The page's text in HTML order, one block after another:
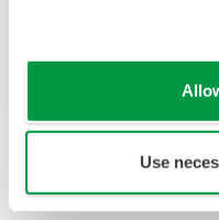
Use
proprietário e o